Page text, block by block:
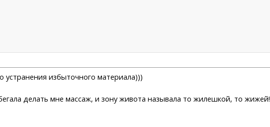
устранения избыточного материала)))
делать мне массаж, и зону живота называла то жилешкой, то жижей!